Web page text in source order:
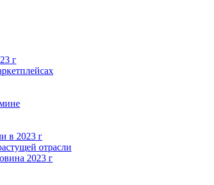
г
в 2023 г
отрасли
2023 г